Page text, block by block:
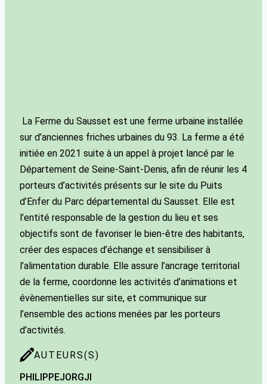
La Ferme du Sausset est une ferme urbaine installée
sur d’anciennes friches urbaines du 93. La ferme a été
initiée en 2021 suite à un appel à projet lancé par le
Département de Seine-Saint-Denis, afin de réunir les 4
porteurs d’activités présents sur le site du Puits
d’Enfer du Parc départemental du Sausset. Elle est
l’entité responsable de la gestion du lieu et ses
objectifs sont de favoriser le bien-être des habitants,
créer des espaces d’échange et sensibiliser à
l’alimentation durable. Elle assure l’ancrage territorial
de la ferme, coordonne les activités d’animations et
évènementielles sur site, et communique sur
l’ensemble des actions menées par les porteurs
d’activités.
AUTEURS(S)
PHILIPPEJORGJI